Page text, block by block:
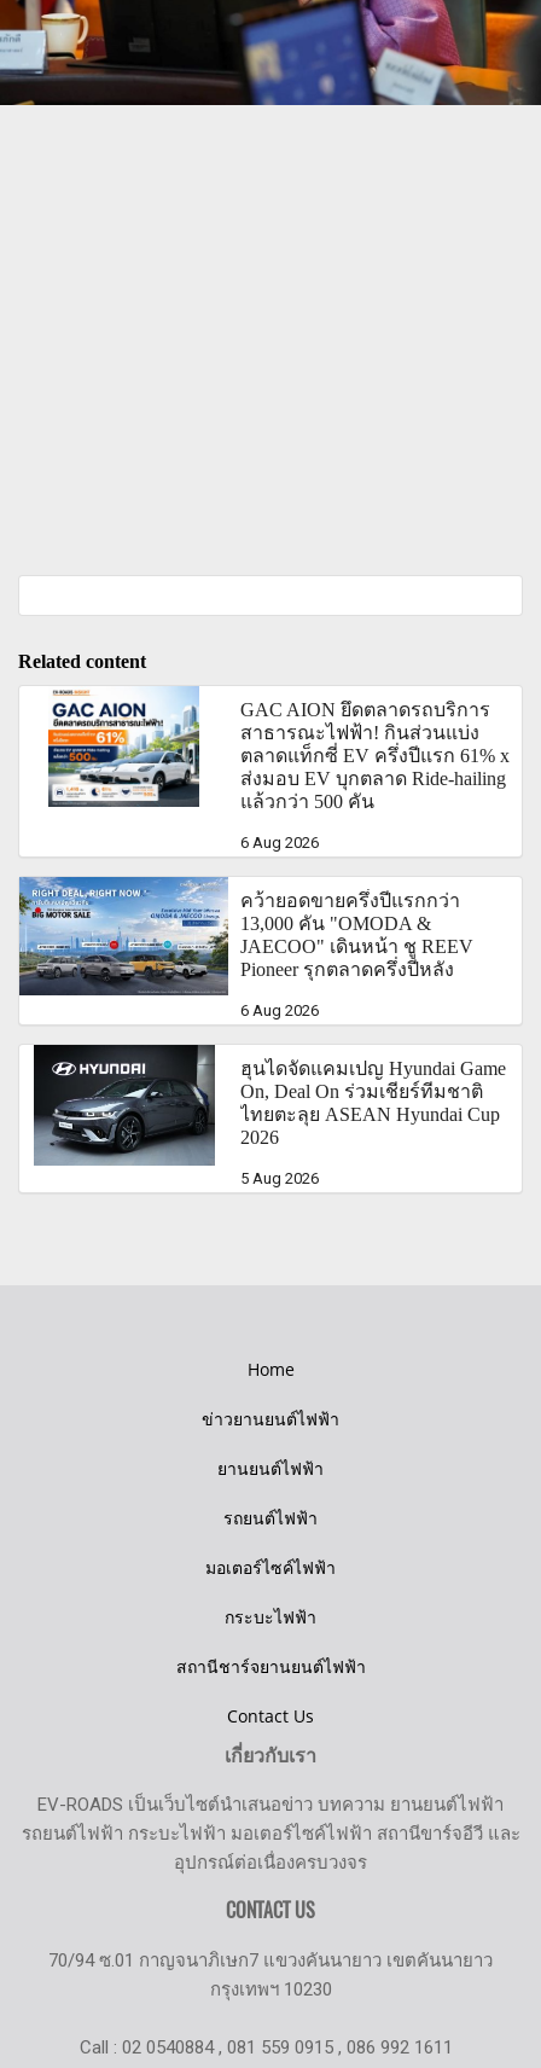
Related content
GAC AION ยึดตลาดรถบริการ
สาธารณะไฟฟ้า! กินส่วนแบ่ง
ตลาดแท็กซี่ EV ครึ่งปีแรก 61% x
ส่งมอบ EV บุกตลาด Ride-hailing
แล้วกว่า 500 คัน
6 Aug 2026
คว้ายอดขายครึ่งปีแรกกว่า
13,000 คัน "OMODA &
JAECOO" เดินหน้า ชู REEV
Pioneer รุกตลาดครึ่งปีหลัง
6 Aug 2026
ฮุนไดจัดแคมเปญ Hyundai Game
On, Deal On ร่วมเชียร์ทีมชาติ
ไทยตะลุย ASEAN Hyundai Cup
2026
5 Aug 2026
Home
ข่าวยานยนต์ไฟฟ้า
ยานยนต์ไฟฟ้า
รถยนต์ไฟฟ้า
มอเตอร์ไซค์ไฟฟ้า
กระบะไฟฟ้า
สถานีชาร์จยานยนต์ไฟฟ้า
Contact Us
เกี่ยวกับเรา
EV-ROADS เป็นเว็บไซต์นำเสนอข่าว บทความ ยานยนต์ไฟฟ้า
รถยนต์ไฟฟ้า กระบะไฟฟ้า มอเตอร์ไซค์ไฟฟ้า สถานีขาร์จอีวี และ
อุปกรณ์ต่อเนื่องครบวงจร
CONTACT US
70/94 ซ.01 กาญจนาภิเษก7 แขวงคันนายาว เขตคันนายาว
กรุงเทพฯ 10230
Call : 02 0540884 , 081 559 0915 , 086 992 1611